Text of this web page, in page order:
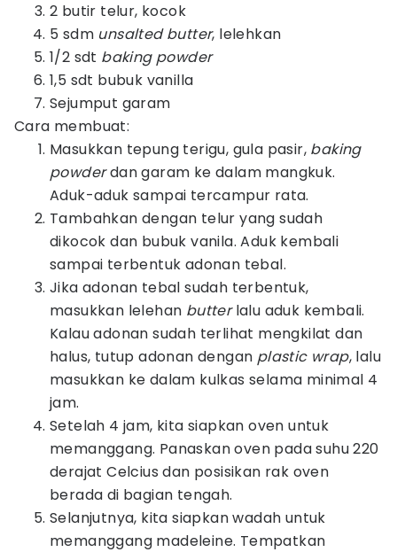
2 butir telur, kocok
5 sdm unsalted butter, lelehkan
1/2 sdt baking powder
1,5 sdt bubuk vanilla
Sejumput garam
Cara membuat:
Masukkan tepung terigu, gula pasir, baking
powderdan garam ke dalam mangkuk.
Aduk-aduk sampai tercampur rata.
Tambahkan dengan telur yang sudah
dikocok dan bubuk vanila. Aduk kembali
sampai terbentuk adonan tebal.
Jika adonan tebal sudah terbentuk,
masukkan lelehan butterlalu aduk kembali.
Kalau adonan sudah terlihat mengkilat dan
halus, tutup adonan dengan plastic wrap, lalu
masukkan ke dalam kulkas selama minimal 4
jam.
Setelah 4 jam, kita siapkan oven untuk
memanggang. Panaskan oven pada suhu 220
derajat Celcius dan posisikan rak oven
berada di bagian tengah.
Selanjutnya, kita siapkan wadah untuk
memanggang madeleine. Tempatkan